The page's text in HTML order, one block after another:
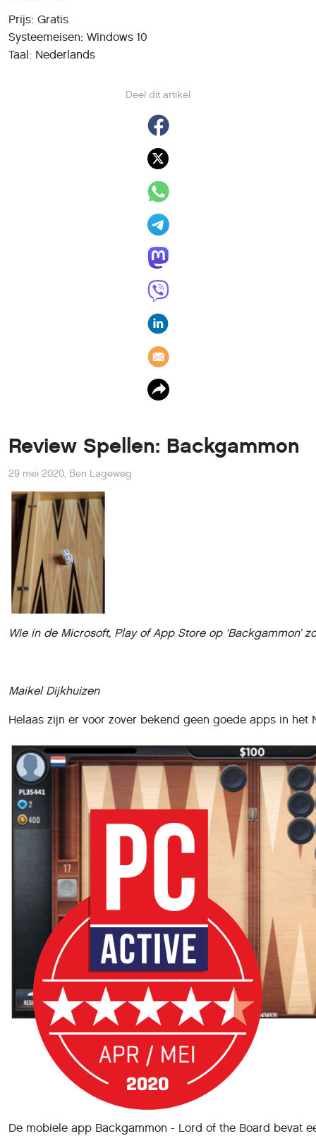
Deel dit artikel
Prijs: Gratis
Systeemeisen: Windows 10
Taal: Nederlands
Review Spellen: Backgammon
29 mei 2020, Ben Lageweg
Wie in de Microsoft, Play of App Store op ‘Backgammon’
Maikel Dijkhuizen
Helaas zijn er voor zover bekend geen goede apps in het
De mobiele app Backgammon - Lord of the Board bevat